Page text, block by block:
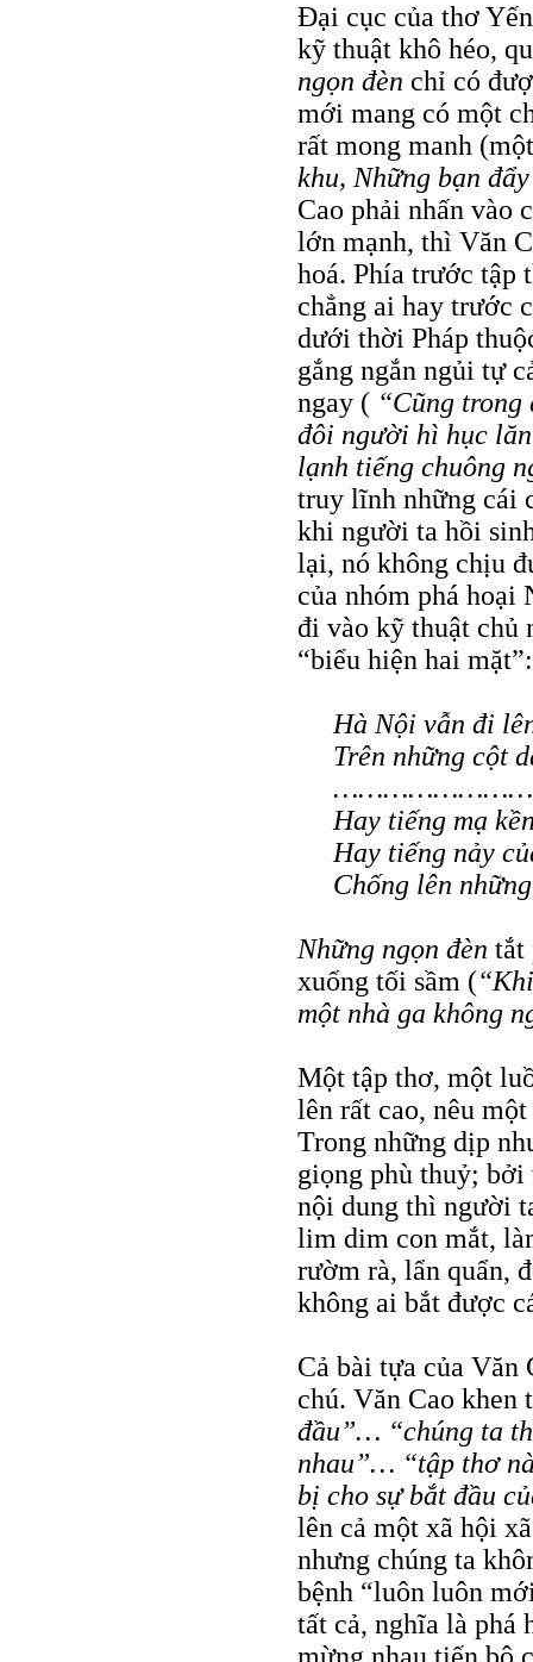
Đại cục của thơ
kỹ thuật khô héo,
ngọn đèn chỉ có
mới mang có một
rất mong manh
khu, Những bạn
Cao phải nhấn vào
lớn mạnh, thì Văn
hoá. Phía trước tập
chẳng ai hay trước
dưới thời Pháp
gắng ngắn ngủi tự
ngay ( “Cũng
đôi người hì hục
lạnh tiếng chuông
truy lĩnh những cái
khi người ta hồi
lại, nó không chịu
của nhóm phá hoại
đi vào kỹ thuật chủ
“biểu hiện hai mặt”:
Hà Nội vẫn đi
Trên những cột
Hay tiếng mạ
Hay tiếng nảy
Chống lên
Những ngọn đèn tắt
xuống tối sầm (
một nhà ga không
Một tập thơ, một
lên rất cao, nêu
Trong những dịp
giọng phù thuỷ;
nội dung thì người
lim dim con mắt,
rườm rà, lẩn quẩn,
không ai bắt được
Cả bài tựa của
chú. Văn Cao
đầu”… “chúng ta
nhau”… “tập thơ
bị cho sự bắt đầu
lên cả một xã hội
nhưng chúng ta
bệnh “luôn luôn
tất cả, nghĩa là phá